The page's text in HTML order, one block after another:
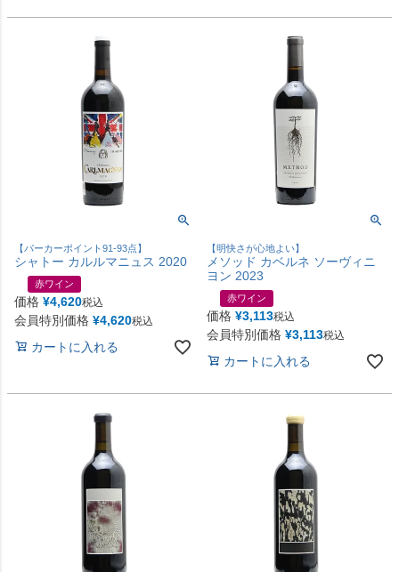
【パーカーポイント91-93点】
シャトー カルルマニュス 2020
赤ワイン
価格 ¥4,620税込
会員特別価格 ¥4,620税込
カートに入れる
【明快さが心地よい】
メソッド カベルネ ソーヴィニ
ヨン 2023
赤ワイン
価格 ¥3,113税込
会員特別価格 ¥3,113税込
カートに入れる